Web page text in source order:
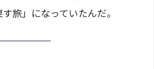
旅」になっていたんだ。